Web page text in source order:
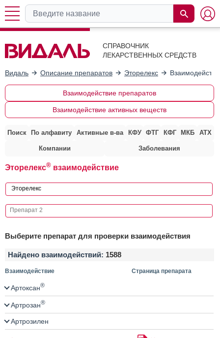
СПРАВОЧНИК
ЛЕКАРСТВЕННЫХ СРЕДСТВ
Видаль Описание препаратов Эторелекс
Взаимодействие препаратов
Взаимодействие активных веществ
Поиск По алфавиту Активные в-ва КФУ ФТГ КФГ МКБ АТХ
Компании Заболевания
Эторелекс® взаимодействие
Выберите препарат для проверки взаимодействия
Найдено взаимодействий: 1588
Взаимодействие Страница препарата
Артоксан®
Артрозан®
Артрозилен